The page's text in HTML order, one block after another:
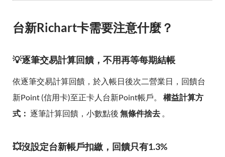
台新Richart卡需要注意什麼？
💡逐筆交易計算回饋，不用再等每期結帳
依逐筆交易計算回饋，於入帳日後次二營業日，回饋台
新Point (信用卡)至正卡人台新Point帳戶。 權益計算方
式： 逐筆計算回饋，小數點後 無條件捨去 。
💥沒設定台新帳戶扣繳，回饋只有1.3%